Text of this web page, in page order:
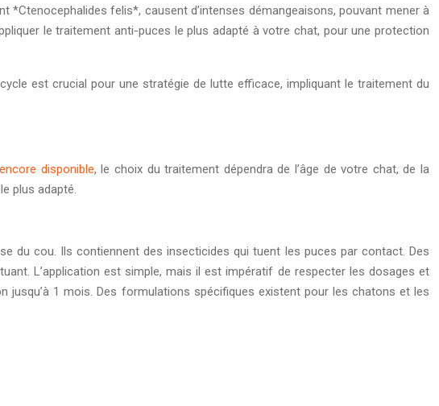
felis*, causent d’intenses démangeaisons, pouvant mener à
le traitement anti-puces le plus adapté à votre chat, pour une protection
est crucial pour une stratégie de lutte efficace, impliquant le traitement du
disponible, le choix du traitement dépendra de l’âge de votre chat, de la
plus adapté.
du cou. Ils contiennent des insecticides qui tuent les puces par contact. Des
L’application est simple, mais il est impératif de respecter les dosages et
1 mois. Des formulations spécifiques existent pour les chatons et les